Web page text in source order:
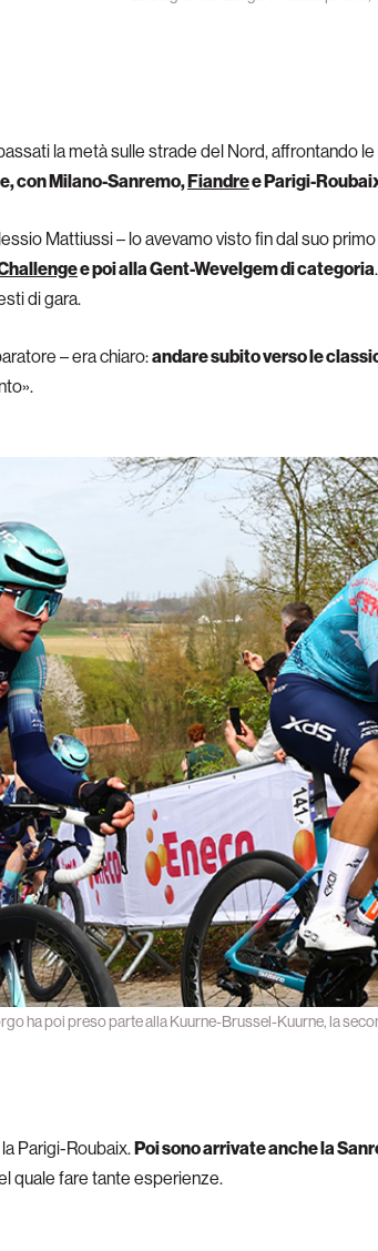
la metà sulle strade del Nord, affrontando
con Milano-Sanremo,Fiandree Parigi-
Mattiussi – lo avevamo visto fin dal suo
e poi alla Gent-Wevelgem di categoria
di gara.
– era chiaro:andare subito verso le
ha poi preso parte alla Kuurne-Brussel-Kuurne, la
Parigi-Roubaix.Poi sono arrivate anche la
quale fare tante esperienze.